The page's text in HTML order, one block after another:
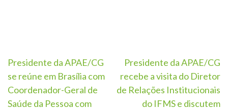
Presidente da APAE/CG
se reúne em Brasília com
Coordenador-Geral de
Saúde da Pessoa com
Presidente da APAE/CG
recebe a visita do Diretor
de Relações Institucionais
do IFMS e discutem